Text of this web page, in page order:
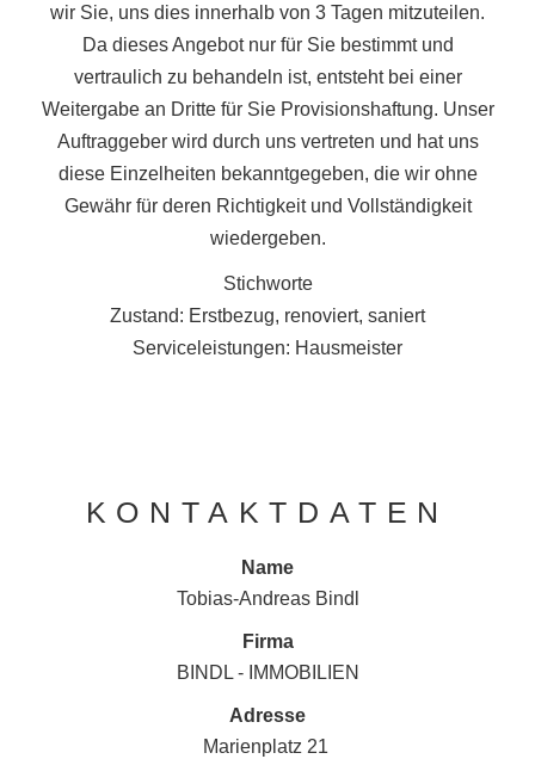
wir Sie, uns dies innerhalb von 3 Tagen mitzuteilen.
Da dieses Angebot nur für Sie bestimmt und
vertraulich zu behandeln ist, entsteht bei einer
Weitergabe an Dritte für Sie Provisionshaftung. Unser
Auftraggeber wird durch uns vertreten und hat uns
diese Einzelheiten bekanntgegeben, die wir ohne
Gewähr für deren Richtigkeit und Vollständigkeit
wiedergeben.
Stichworte
Zustand: Erstbezug, renoviert, saniert
Serviceleistungen: Hausmeister
KONTAKTDATEN
Name
Tobias-Andreas Bindl
Firma
BINDL - IMMOBILIEN
Adresse
Marienplatz 21